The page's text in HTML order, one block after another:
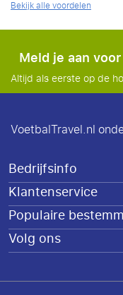
Bekijk alle voordelen
Meld je aan
Altijd als eerste op de
VoetbalTravel.nl
Bedrijfsinfo
Klantenservice
Populaire
Volg ons